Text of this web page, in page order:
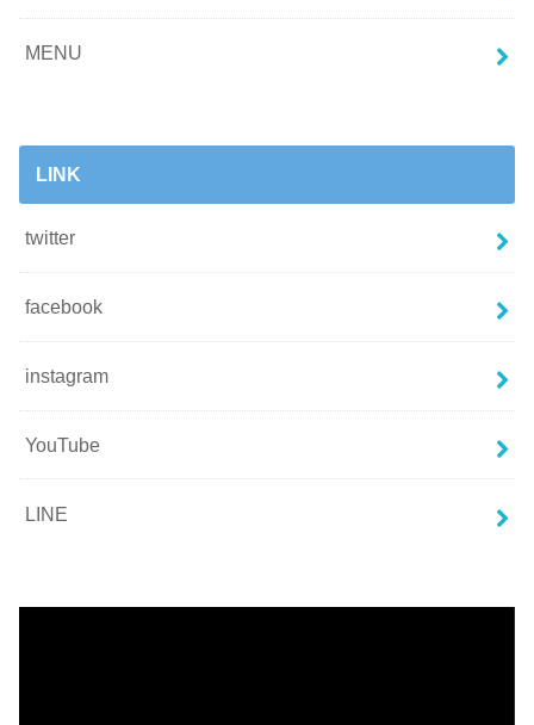
MENU
LINK
twitter
facebook
instagram
YouTube
LINE